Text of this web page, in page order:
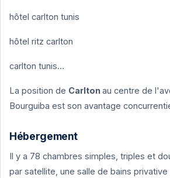
hôtel carlton tunis
hôtel ritz carlton
carlton tunis…
La position de Carltonau centre de
Bourguiba est son avantage
Hébergement
Il y a 78 chambres simples, triples et
par satellite, une salle de bains